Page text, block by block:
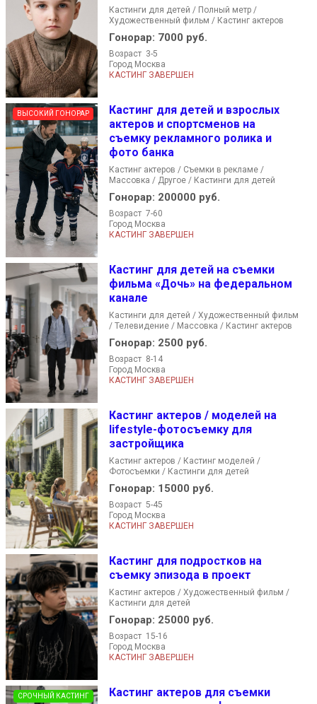
Кастинги для детей / Полный метр /
Художественный фильм / Кастинг актеров
Гонорар: 7000 руб.
Возраст 3-5
Город Москва
КАСТИНГ ЗАВЕРШЕН
ВЫСОКИЙ ГОНОРАР
Кастинг для детей и взрослых
актеров и спортсменов на
съемку рекламного ролика и
фото банка
Кастинг актеров / Съемки в рекламе /
Массовка / Другое / Кастинги для детей
Гонорар: 200000 руб.
Возраст 7-60
Город Москва
КАСТИНГ ЗАВЕРШЕН
Кастинг для детей на съемки
фильма «Дочь» на федеральном
канале
Кастинги для детей / Художественный фильм
/ Телевидение / Массовка / Кастинг актеров
Гонорар: 2500 руб.
Возраст 8-14
Город Москва
КАСТИНГ ЗАВЕРШЕН
Кастинг актеров / моделей на
lifestyle-фотосъемку для
застройщика
Кастинг актеров / Кастинг моделей /
Фотосъемки / Кастинги для детей
Гонорар: 15000 руб.
Возраст 5-45
Город Москва
КАСТИНГ ЗАВЕРШЕН
Кастинг для подростков на
съемку эпизода в проект
Кастинг актеров / Художественный фильм /
Кастинги для детей
Гонорар: 25000 руб.
Возраст 15-16
Город Москва
КАСТИНГ ЗАВЕРШЕН
СРОЧНЫЙ КАСТИНГ
Кастинг актеров для съемки